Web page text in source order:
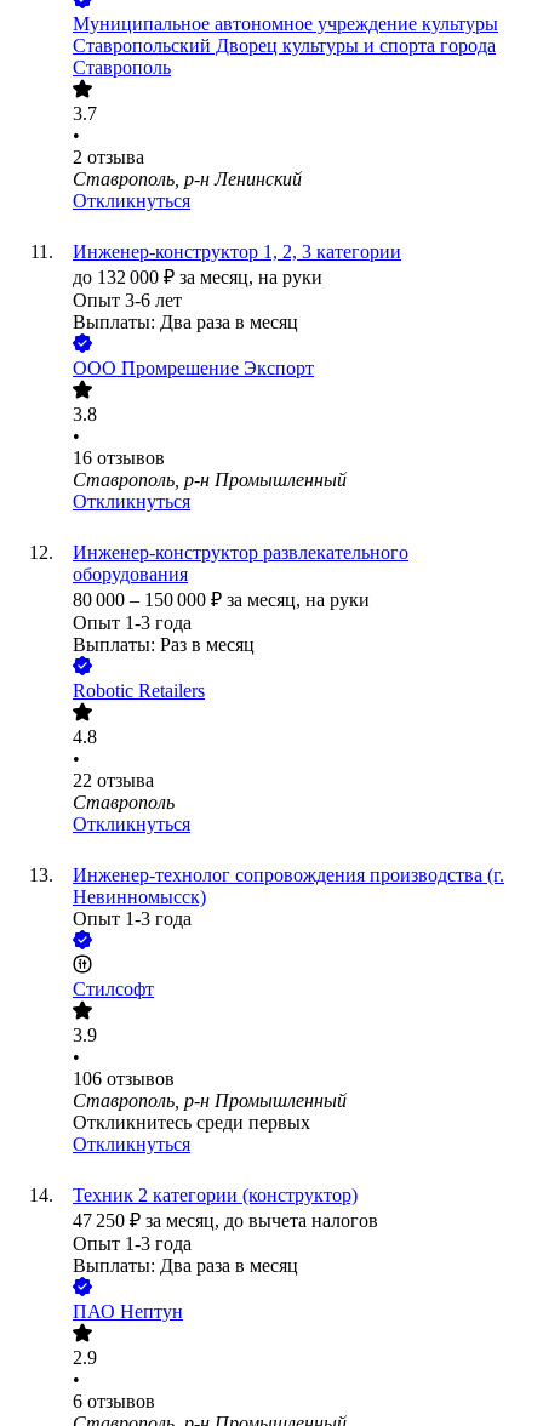
Муниципальное автономное учреждение культуры
Ставропольский Дворец культуры и спорта города
Ставрополь
3.7
•
2 отзыва
Ставрополь, р-н Ленинский
Откликнуться
Инженер-конструктор 1, 2, 3 категории
до 132 000 ₽ за месяц, на руки
Опыт 3-6 лет
Выплаты: Два раза в месяц
ООО Промрешение Экспорт
3.8
•
16 отзывов
Ставрополь, р-н Промышленный
Откликнуться
Инженер-конструктор развлекательного
оборудования
80 000 – 150 000 ₽ за месяц, на руки
Опыт 1-3 года
Выплаты: Раз в месяц
Robotic Retailers
4.8
•
22 отзыва
Ставрополь
Откликнуться
Инженер-технолог сопровождения производства (г.
Невинномысск)
Опыт 1-3 года
Стилсофт
3.9
•
106 отзывов
Ставрополь, р-н Промышленный
Откликнитесь среди первых
Откликнуться
Техник 2 категории (конструктор)
47 250 ₽ за месяц, до вычета налогов
Опыт 1-3 года
Выплаты: Два раза в месяц
ПАО Нептун
2.9
•
6 отзывов